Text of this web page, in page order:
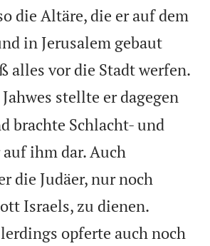
die Altäre, die er auf dem
in Jerusalem gebaut
alles vor die Stadt werfen.
stellte er dagegen
brachte Schlacht- und
ihm dar. Auch
die Judäer, nur noch
Israels, zu dienen.
opferte auch noch